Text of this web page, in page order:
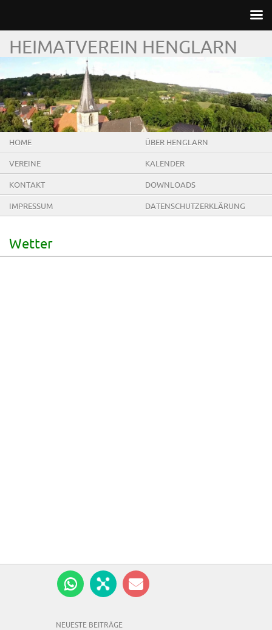
HEIMATVEREIN HENGLARN
HOME ÜBER HENGLARN
VEREINE KALENDER
KONTAKT DOWNLOADS
IMPRESSUM DATENSCHUTZERKLÄRUNG
Wetter
NEUESTE BEITRÄGE